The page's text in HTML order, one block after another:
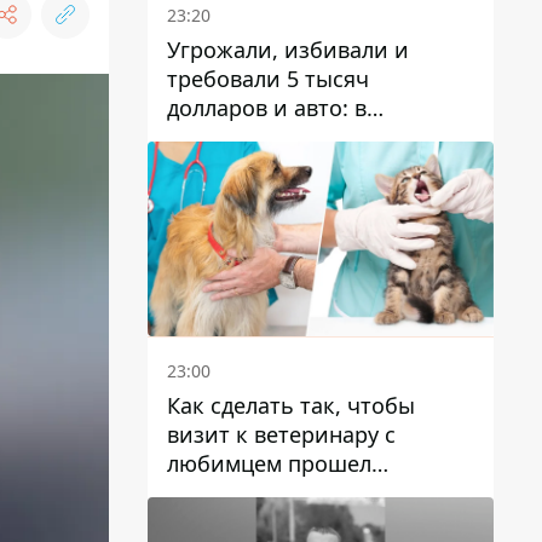
23:20
Угрожали, избивали и
требовали 5 тысяч
долларов и авто: в
Павлограде задержали двух
мужчин
23:00
Как сделать так, чтобы
визит к ветеринару с
любимцем прошел
спокойно: простые советы